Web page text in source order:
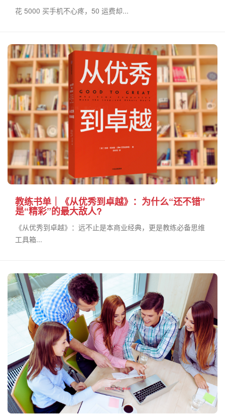
花 5000 买手机不心疼，50 运费却...
教练书单｜《从优秀到卓越》：为什么“还不错”
是“精彩”的最大敌人?
《从优秀到卓越》：远不止是本商业经典，更是教练必备思维
工具箱...